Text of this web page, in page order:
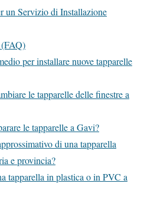
un Servizio di Installazione
per installare nuove tapparelle
le tapparelle delle finestre a
le tapparelle a Gavi?
di una tapparella
e provincia?
tapparella in plastica o in PVC a